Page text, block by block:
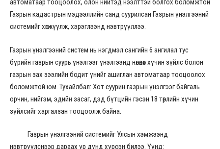
автоматаар тооцоолох, олон нийтэд нээлттэй болгох боломжтой
Газрын кадастрын мэдээллийн санд суурилсан Газрын үнэлгээний
системийг хөгжүүлж, хэрэглээнд нэвтрүүллээ.
Газрын үнэлгээний систем нь нэгдмэл сангийн 6 ангилал тус
бүрийн газрын суурь үнэлгээг үнэлгээнд нөлөөлөх хүчин зүйлс болон
газрын зах зээлийн бодит үнийг ашиглан автоматаар тооцоолох
боломжтой юм. Тухайлбал: Хот суурин газрын үнэлгээг байгаль
орчин, нийгэм, эдийн засаг, дэд бүтцийн гэсэн 18 төрлийн хүчин
зүйлсийг харгалзан тооцоолж байна.
Газрын үнэлгээний системийг Улсын хэмжээнд
нэвтрүүлснээр дараах үр дүнд хүрсэн билээ. Үүнд: